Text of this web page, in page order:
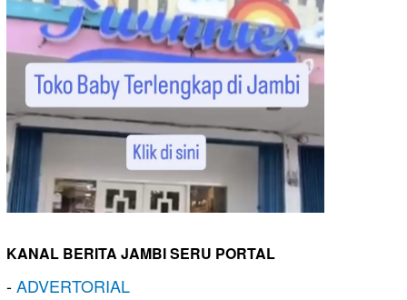
KANAL BERITA JAMBI SERU PORTAL
-ADVERTORIAL